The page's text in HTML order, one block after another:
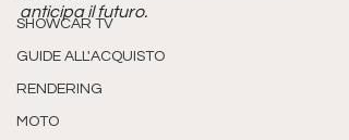
SHOWCAR TV
GUIDE ALL'ACQUISTO
RENDERING
MOTO
anticipa il futuro.